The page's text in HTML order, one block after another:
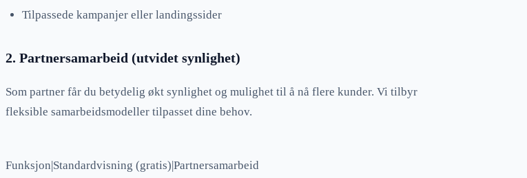
Tilpassede kampanjer eller landingssider
2. Partnersamarbeid (utvidet synlighet)
Som partner får du betydelig økt synlighet og mulighet til å nå flere kunder. Vi tilbyr
fleksible samarbeidsmodeller tilpasset dine behov.
Funksjon|Standardvisning (gratis)|Partnersamarbeid